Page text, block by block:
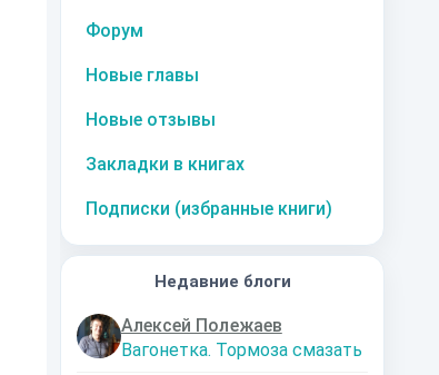
Форум
Новые главы
Новые отзывы
Закладки в книгах
Подписки (избранные книги)
Недавние блоги
Алексей Полежаев
Вагонетка. Тормоза смазать